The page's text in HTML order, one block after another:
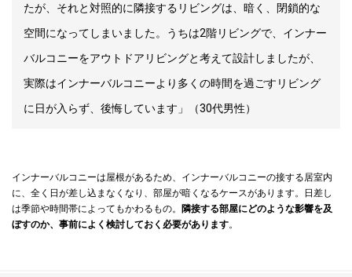
たが、それと対照的に隣接するリビングは、暗く、閉鎖的な
空間になってしまいました。うちは2階リビングで、インナー
バルコニーをアウトドアリビングと考えて設計しましたが、
実際はインナーバルコニーより多くの時間を過ごすリビング
に日が入らず、後悔しています」（30代男性）
インナーバルコニーは屋根があるため、インナーバルコニーの接する居室内
に、全く日が差し込まなくなり、部屋が暗くなるケースがあります。日差し
は季節や時間帯によってもかわるもの。
隣接する部屋にどのような影響を及
ぼすのか、事前によく検討しておく必要があります。